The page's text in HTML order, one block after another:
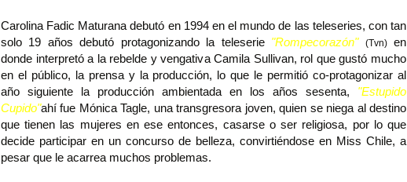
Carolina Fadic Maturana debutó en 1994 en el mundo de las teleseries, con tan
solo 19 años debutó protagonizando la teleserie "Rompecorazón" (Tvn)en
donde interpretó a la rebelde y vengativa Camila Sullivan, rol que gustó mucho
en el público, la prensa y la producción, lo que le permitió co-protagonizar al
año siguiente la producción ambientada en los años sesenta, "Estupido
Cupido"ahí fue Mónica Tagle, una transgresora joven, quien se niega al destino
que tienen las mujeres en ese entonces, casarse o ser religiosa, por lo que
decide participar en un concurso de belleza, convirtiéndose en Miss Chile, a
pesar que le acarrea muchos problemas.